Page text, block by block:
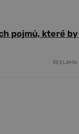
pojmů, které by
REKLAMA